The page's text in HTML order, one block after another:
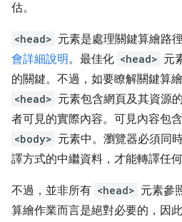
估。
<head> 元素是處理關鍵算繪路
會詳細說明。最佳化 <head> 元
的關鍵。不過，如要瞭解關鍵算
<head> 元素包含網頁及其資源
者可見的實際內容。可見內容包
<body> 元素中。瀏覽器必須同
譯方式的中繼資料，才能轉譯任何
不過，並非所有 <head> 元素參
算繪作業而言是絕對必要的，因